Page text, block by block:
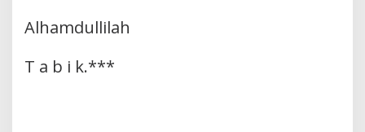
Alhamdullilah
T a b i k.***